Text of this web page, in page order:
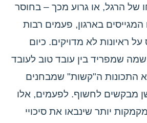
של הרגל, או גרוע מכך – בחוסר
המגייסים בארגון, פעמים רבות
ראיונות לא מדויקים. כיום
שמה שמפריד בין עובד טוב לעובד
התכונות ה"קשות" שמבחנים
מבקשים לחשוף. לפעמים, אלו
יותר שינבאו את סיכויי